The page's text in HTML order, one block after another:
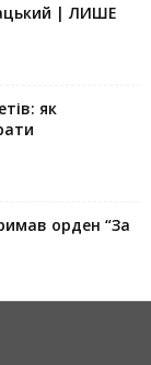
| ЛИШЕ
як
орден “За